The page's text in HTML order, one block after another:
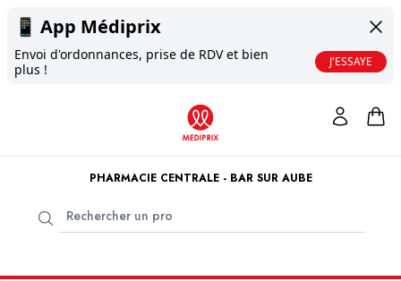
📱 App Médiprix
Envoi d'ordonnances, prise de RDV et bien
plus !
J'ESSAYE
PHARMACIE CENTRALE - BAR SUR AUBE